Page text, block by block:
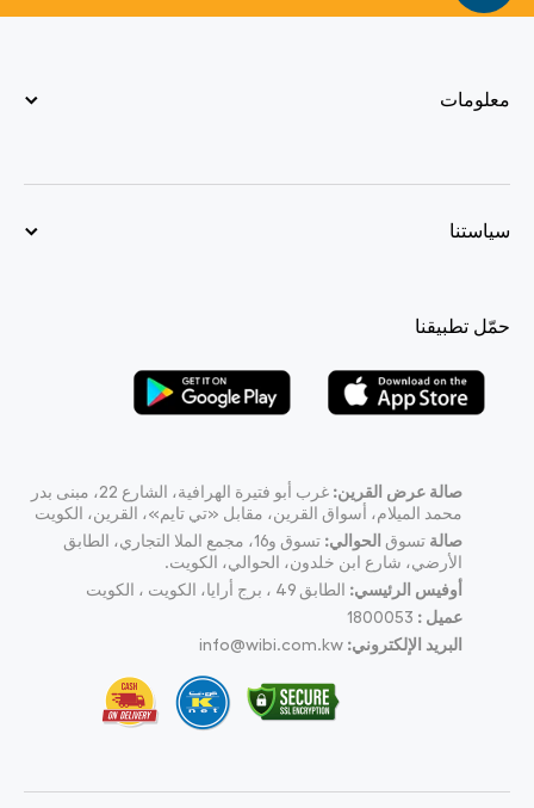
معلومات
سياستنا
حمّل تطبيقنا
صالة عرض القرين:
غرب أبو فتيرة الهرافية، الشارع 22، مبنى بدر
محمد الميلام، أسواق القرين، مقابل «تي تايم»، القرين، الكويت
صالة تسوق الحوالي:
تسوق و16، مجمع الملا التجاري، الطابق
الأرضي، شارع ابن خلدون، الحوالي، الكويت.
أوفيس الرئيسي: الطابق 49 ، برج أرايا، الكويت ، الكويت
عميل : 1800053
البريد الإلكتروني: info@wibi.com.kw